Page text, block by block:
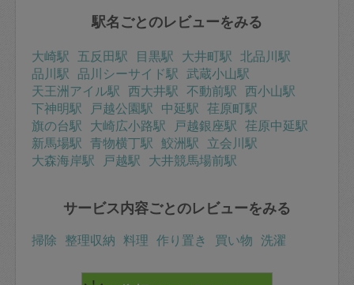
駅名ごとのレビューをみる
大崎駅 五反田駅 目黒駅 大井町駅 北品川駅
品川駅 品川シーサイド駅 武蔵小山駅
天王洲アイル駅 西大井駅 不動前駅 西小山駅
下神明駅
戸越公園駅 中延駅 荏原町駅
旗の台駅 大崎広小路駅 戸越銀座駅 荏原中延駅
新馬場駅 青物横丁駅 鮫洲駅 立会川駅
大森海岸駅
戸越駅 大井競馬場前駅
サービス内容ごとのレビューをみる
掃除 整理収納 料理 作り置き 買い物 洗濯